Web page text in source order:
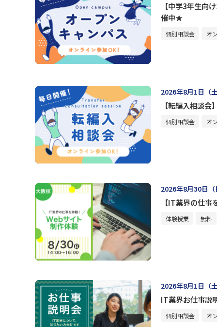
【中学3年生向
催中★
個別相談会 オ
2026年8月1日（
【転編入相談
個別相談会 オ
2026年8月30日（
【IT業界の仕
体験授業 無料
2026年8月1日（
IT業界お仕事説
個別相談会 オ